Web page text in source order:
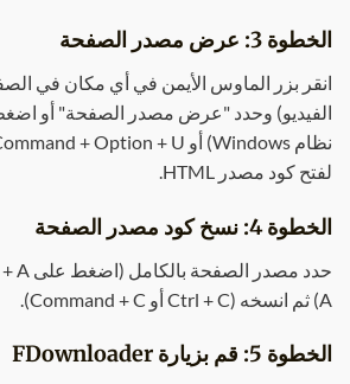
الخطوة 3: عرض مصدر الصفحة
انقر بزر الماوس الأيمن في أي مكان في
لفتح كود مصدر HTML.
الخطوة 4: نسخ كود مصدر الصفحة
A) ثم انسخه (Ctrl + C أو Command + C).
الخطوة 5: قم بزيارة FDownloader